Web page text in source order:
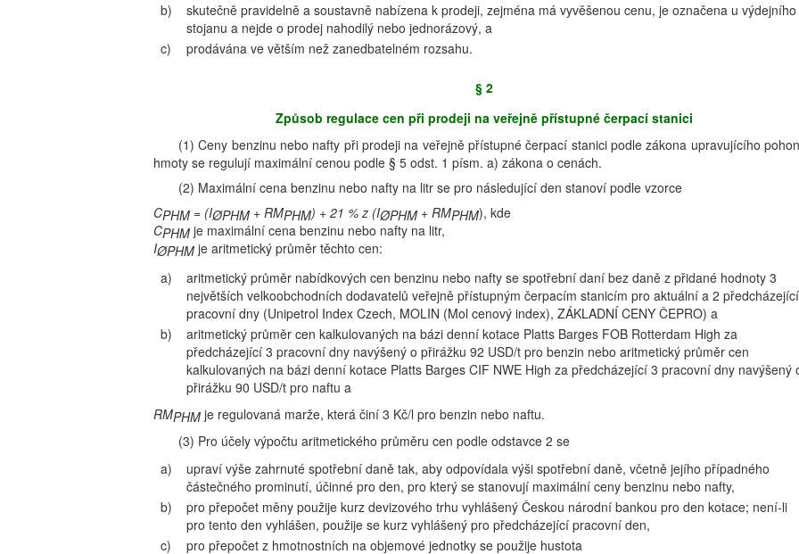
b)
skutečně pravidelně a soustavně nabízena k prodeji, zejména má vyvěšenou cenu, je označena u výdejního
stojanu a nejde o prodej nahodilý nebo jednorázový, a
c)
prodávána ve větším než zanedbatelném rozsahu.
§ 2
Způsob regulace cen při prodeji na veřejně přístupné čerpací stanici
(1) Ceny benzinu nebo nafty při prodeji na veřejně přístupné čerpací stanici podle zákona upravujícího
hmoty se regulují maximální cenou podle § 5 odst. 1 písm. a) zákona o cenách.
(2) Maximální cena benzinu nebo nafty na litr se pro následující den stanoví podle vzorce
CPHM = (IØPHM + RMPHM) + 21 % z (IØPHM + RMPHM), kde
CPHM je maximální cena benzinu nebo nafty na litr,
IØPHM je aritmetický průměr těchto cen:
a)
aritmetický průměr nabídkových cen benzinu nebo nafty se spotřební daní bez daně z přidané hodnoty 3
největších velkoobchodních dodavatelů veřejně přístupným čerpacím stanicím pro aktuální a 2 předcházející
pracovní dny (Unipetrol Index Czech, MOLIN (Mol cenový index), ZÁKLADNÍ CENY ČEPRO) a
b)
aritmetický průměr cen kalkulovaných na bázi denní kotace Platts Barges FOB Rotterdam High za
předcházející 3 pracovní dny navýšený o přirážku 92 USD/t pro benzin nebo aritmetický průměr cen
kalkulovaných na bázi denní kotace Platts Barges CIF NWE High za předcházející 3 pracovní dny navýšený
přirážku 90 USD/t pro naftu a
RMPHM je regulovaná marže, která činí 3 Kč/l pro benzin nebo naftu.
(3) Pro účely výpočtu aritmetického průměru cen podle odstavce 2 se
a)
upraví výše zahrnuté spotřební daně tak, aby odpovídala výši spotřební daně, včetně jejího případného
částečného prominutí, účinné pro den, pro který se stanovují maximální ceny benzinu nebo nafty,
b)
pro přepočet měny použije kurz devizového trhu vyhlášený Českou národní bankou pro den kotace; není-li
pro tento den vyhlášen, použije se kurz vyhlášený pro předcházející pracovní den,
c)
pro přepočet z hmotnostních na objemové jednotky se použije hustota